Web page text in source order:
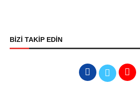
BİZİ TAKİP EDİN